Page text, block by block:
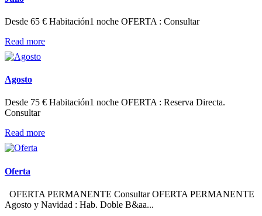
Desde 65 € Habitación1 noche OFERTA : Consultar
Read more
Agosto
Desde 75 € Habitación1 noche OFERTA : Reserva Directa.
Consultar
Read more
Oferta
OFERTA PERMANENTE Consultar OFERTA PERMANENTE
Agosto y Navidad : Hab. Doble B&aa...